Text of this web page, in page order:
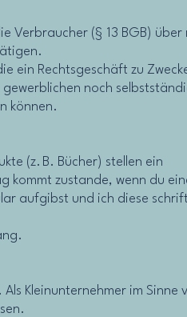
Verbraucher (§ 13 BGB) über
ein Rechtsgeschäft zu
noch
können.
(z. B. Bücher) stellen ein
kommt zustande, wenn du
aufgibst und ich diese
Kleinunternehmer im Sinne